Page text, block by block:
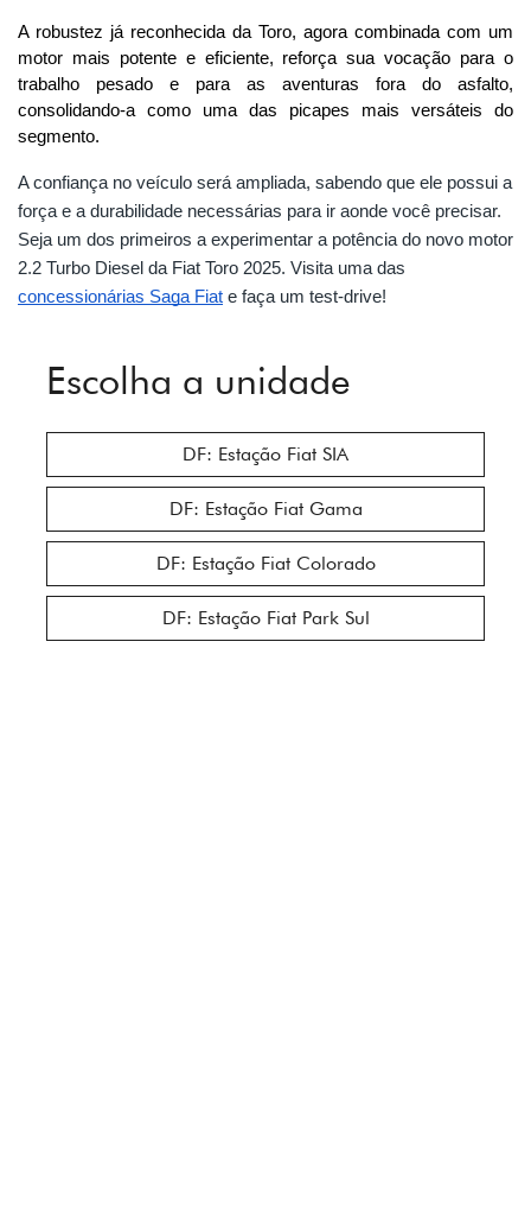
A robustez já reconhecida da Toro, agora combinada com um
motor mais potente e eficiente, reforça sua vocação para o
trabalho pesado e para as aventuras fora do asfalto,
consolidando-a como uma das picapes mais versáteis do
segmento.
A confiança no veículo será ampliada, sabendo que ele possui a
força e a durabilidade necessárias para ir aonde você precisar.
Seja um dos primeiros a experimentar a potência do novo motor
2.2 Turbo Diesel da Fiat Toro 2025. Visita uma das
concessionárias Saga Fiat e faça um test-drive!
Escolha a unidade
DF: Estação Fiat SIA
DF: Estação Fiat Gama
DF: Estação Fiat Colorado
DF: Estação Fiat Park Sul